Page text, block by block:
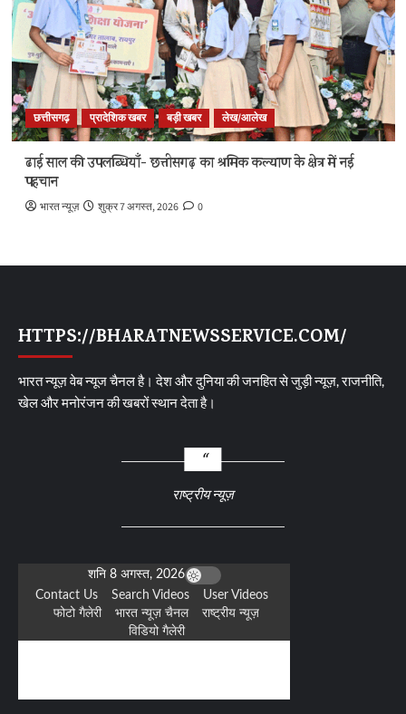
छत्तीसगढ़ प्रादेशिक खबर बड़ी खबर लेख/आलेख
ढाई साल की उपलब्धियाँ- छत्तीसगढ़ का श्रमिक कल्याण के क्षेत्र में नई
पहचान
भारत न्यूज़ शुक्र 7 अगस्त, 2026 0
HTTPS://BHARATNEWSSERVICE.COM/
भारत न्यूज़ वेब न्यूज चैनल है। देश और दुनिया की जनहित से जुड़ी न्यूज़, राजनीति,
खेल और मनोरंजन की खबरों स्थान देता है।
राष्ट्रीय न्यूज़